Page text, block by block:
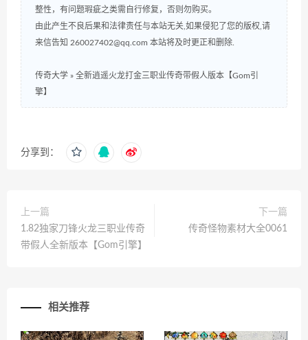
整性，有问题瑕疵之类需自行修复，否则勿购买。
由此产生不良后果和法律责任与本站无关,如果侵犯了您的版权,请
来信告知 260027402@qq.com 本站将及时更正和删除.
传奇大学 » 全新逍遥火龙打金三职业传奇带假人版本【Gom引
擎】
分享到：
上一篇
1.82独家刀锋火龙三职业传奇
带假人全新版本【Gom引擎】
下一篇
传奇怪物素材大全0061
相关推荐